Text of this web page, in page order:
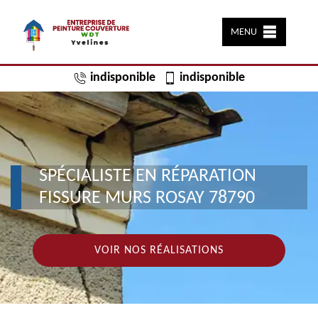
MENU
indisponible indisponible
SPÉCIALISTE EN RÉPARATION
FISSURE MURS ROSAY 78790
VOIR NOS RÉALISATIONS